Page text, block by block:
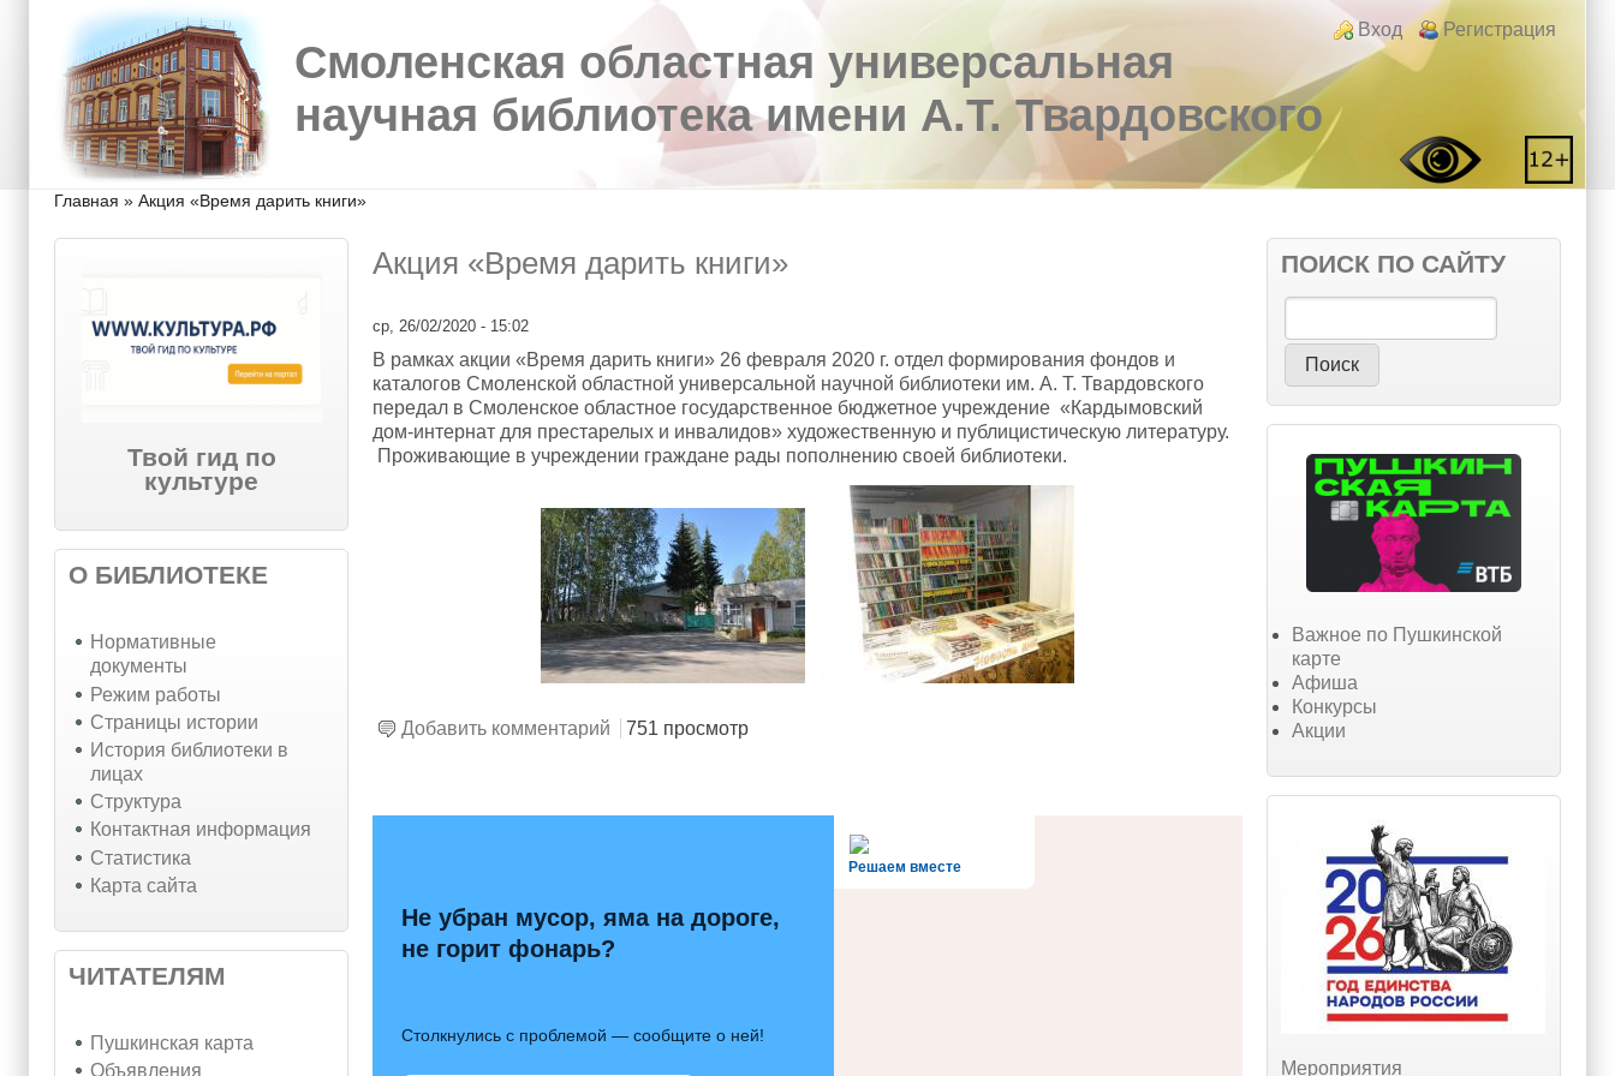
Перейти к основному содержанию
Skip to search
Login links
Вход Регистрация
Смоленская областная универсальная
научная библиотека имени А.Т. Твардовского
Вы здесь
Главная » Акция «Время дарить книги»
Твой гид по
культуре
О БИБЛИОТЕКЕ
Нормативные
документы
Режим работы
Страницы истории
История библиотеки в
лицах
Структура
Контактная информация
Статистика
Карта сайта
ЧИТАТЕЛЯМ
Пушкинская карта
Объявления
Акция «Время дарить книги»
ср, 26/02/2020 - 15:02
В рамках акции «Время дарить книги» 26 февраля 2020 г. отдел формирования фондов и
каталогов Смоленской областной универсальной научной библиотеки им. А. Т. Твардовского
передал в Смоленское областное государственное бюджетное учреждение «Кардымовский
дом-интернат для престарелых и инвалидов» художественную и публицистическую литературу.
Проживающие в учреждении граждане рады пополнению своей библиотеки.
Добавить комментарий 751 просмотр
alt='Госуслуги' />
Решаем вместе
Не убран мусор, яма на дороге,
не горит фонарь?
Столкнулись с проблемой — сообщите о ней!
ПОИСК ПО САЙТУ
Важное по Пушкинской
карте
Афиша
Конкурсы
Акции
Мероприятия